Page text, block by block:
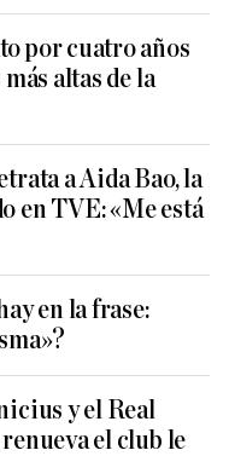
por cuatro años
altas de la
a Aida Bao, la
en TVE: «Me está
en la frase:
y el Real
el club le